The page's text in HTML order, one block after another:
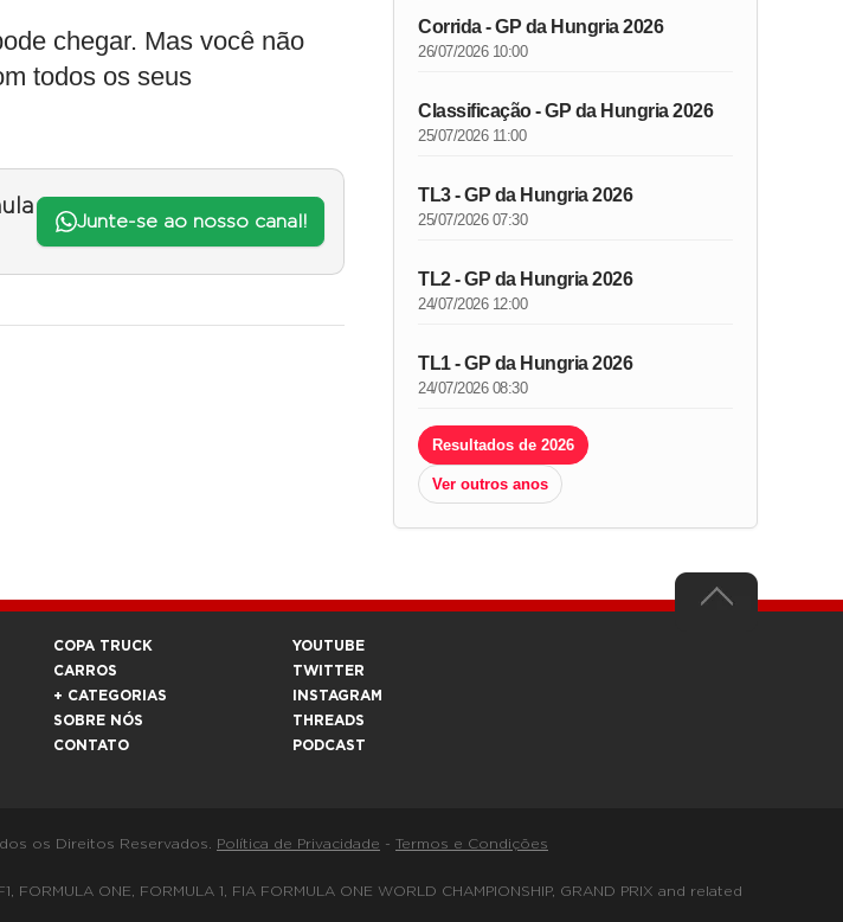
chegar. Mas você não
todos os seus
Junte-se ao nosso canal!
Corrida - GP da Hungria 2026
26/07/2026 10:00
Classificação - GP da Hungria 2026
25/07/2026 11:00
TL3 - GP da Hungria 2026
25/07/2026 07:30
TL2 - GP da Hungria 2026
24/07/2026 12:00
TL1 - GP da Hungria 2026
24/07/2026 08:30
Resultados de 2026
Ver outros anos
COPA TRUCK
CARROS
+ CATEGORIAS
SOBRE NÓS
CONTATO
YOUTUBE
TWITTER
INSTAGRAM
THREADS
PODCAST
os Direitos Reservados. Política de Privacidade - Termos e Condições
ONE, FORMULA 1, FIA FORMULA ONE WORLD CHAMPIONSHIP, GRAND PRIX and related